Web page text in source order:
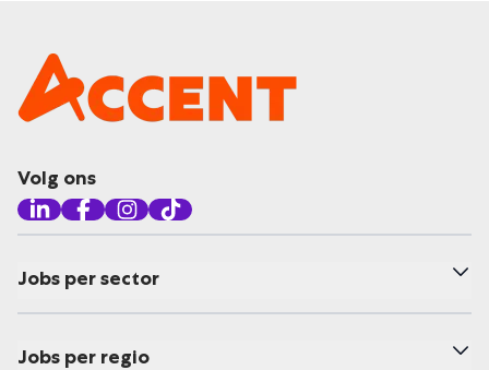
Volg ons
Jobs per sector
Jobs per regio